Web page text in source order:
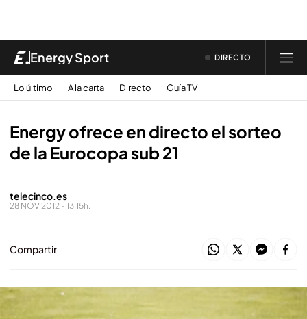
Energy Sport DIRECTO
Lo último A la carta Directo Guía TV
Energy ofrece en directo el sorteo
de la Eurocopa sub 21
telecinco.es
28 NOV 2012 - 13:15h.
Compartir